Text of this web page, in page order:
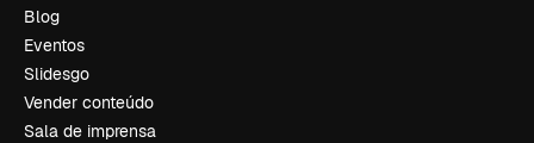
Blog
Eventos
Slidesgo
Vender conteúdo
Sala de imprensa